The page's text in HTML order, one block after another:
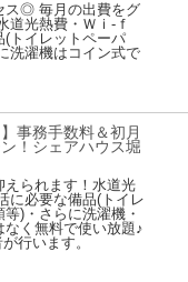
ス◎ 毎月の出費をグ
道光熱費・Ｗｉ-ｆ
(トイレットペーパ
洗濯機はコイン式で
事務手数料＆初月
！シェアハウス堀
えられます！水道光
に必要な備品(トイレ
)・さらに洗濯機・
く無料で使い放題♪
行います。